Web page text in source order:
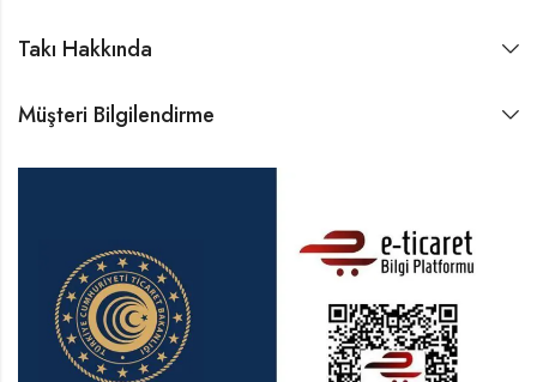
Takı Hakkında
Müşteri Bilgilendirme